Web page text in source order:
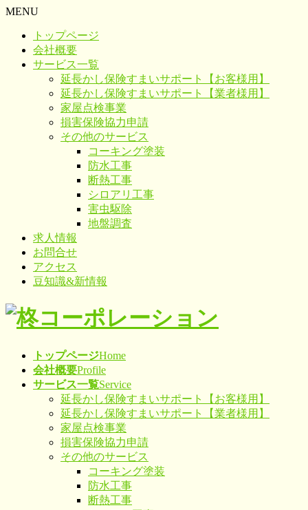
MENU
トップページ
会社概要
サービス一覧
延長かし保険すまいサポート【お客様用】
延長かし保険すまいサポート【業者様用】
家屋点検事業
損害保険協力申請
その他のサービス
コーキング塗装
防水工事
断熱工事
シロアリ工事
害虫駆除
地盤調査
求人情報
お問合せ
アクセス
豆知識&新情報
トップページHome
会社概要Profile
サービス一覧Service
延長かし保険すまいサポート【お客様用】
延長かし保険すまいサポート【業者様用】
家屋点検事業
損害保険協力申請
その他のサービス
コーキング塗装
防水工事
断熱工事